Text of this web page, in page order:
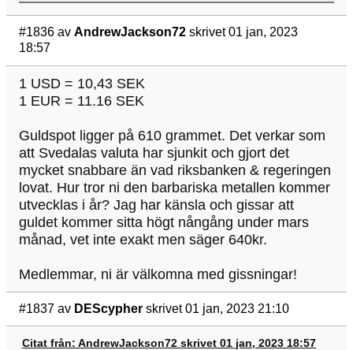
#1836 av AndrewJackson72 skrivet 01 jan, 2023
18:57
1 USD = 10,43 SEK
1 EUR = 11.16 SEK
Guldspot ligger på 610 grammet. Det verkar som
att Svedalas valuta har sjunkit och gjort det
mycket snabbare än vad riksbanken & regeringen
lovat. Hur tror ni den barbariska metallen kommer
utvecklas i år? Jag har känsla och gissar att
guldet kommer sitta högt nångång under mars
månad, vet inte exakt men säger 640kr.
Medlemmar, ni är välkomna med gissningar!
#1837 av DEScypher skrivet 01 jan, 2023 21:10
Citat från: AndrewJackson72 skrivet 01 jan, 2023 18:57